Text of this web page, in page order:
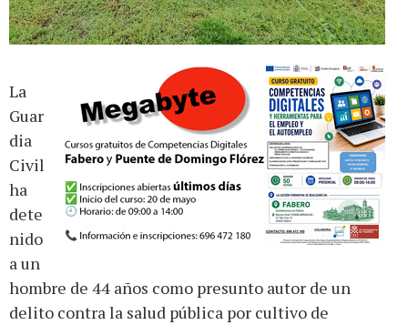
La
Guar
dia
Civil
ha
dete
nido
a un
hombre de 44 años como presunto autor de un
delito contra la salud pública por cultivo de